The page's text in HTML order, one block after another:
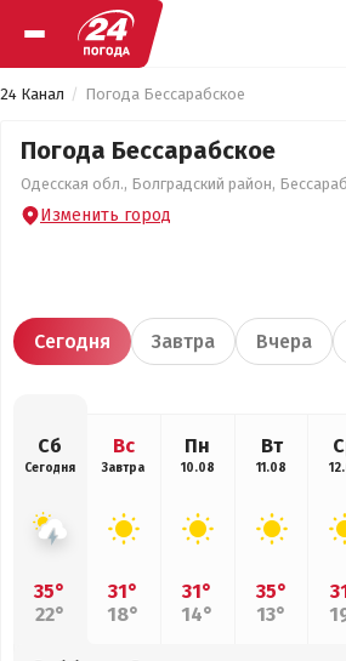
24 Канал Погода Бессарабское
Погода Бессарабское
Одесская обл., Болградский район,
Изменить город
Сегодня Завтра Вчера
Сб
Сегодня
35°
22°
Вс
Завтра
31°
18°
Пн
10.08
31°
14°
Вт
11.08
35°
13°